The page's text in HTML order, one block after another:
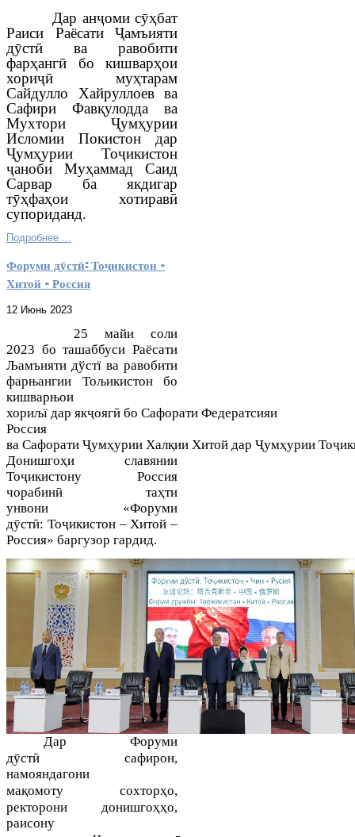
Дар анҷоми сӯҳбат
Раиси Раёсати Ҷамъияти
дӯстӣ ва равобити
фарҳангӣ бо кишварҳои
хориҷӣ муҳтарам
Сайдулло Хайруллоев ва
Сафири Фавқулодда ва
Мухтори Ҷумҳурии
Исломии Покистон дар
Ҷумҳурии Тоҷикистон
ҷаноби Муҳаммад Саид
Сарвар ба якдигар
тӯҳфаҳои хотиравӣ
супориданд.
Подробнее ...
Форуми дӯстӣ: Тоҷикистон –
Хитой – Россия
12 Июнь 2023
25 майи соли
2023 бо ташаббуси Раёсати
Љамъияти дўстї ва равобити
фарњангии Тољикистон бо
кишварњои
хориљї дар якҷоягӣ бо Сафорати Федератсияи
Россия
ва Сафорати Ҷумҳурии Халқии Хитой дар Ҷумҳурии Тоҷ
Донишгоҳи славянии
Тоҷикистону Россия
чорабинӣ таҳти
унвони «Форуми
дӯстӣ: Тоҷикистон– Хитой –
Россия» баргузор гардид.
Дар Форуми
дӯстӣ сафирон,
намояндагони
мақомоту сохторҳо,
ректорони донишгоҳҳо,
раисону